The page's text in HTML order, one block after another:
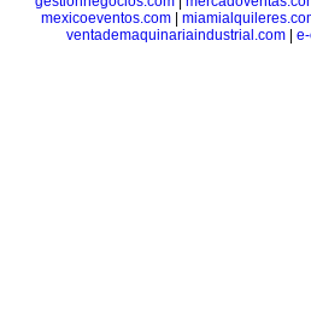
mexicoeventos.com
ventademaquinariaindustrial.com